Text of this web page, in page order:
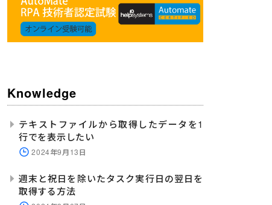
Knowledge
テキストファイルから取得したデータを1
行でを表示したい
2024年9月13日
週末と祝日を除いたタスク実行日の翌日を
取得する方法